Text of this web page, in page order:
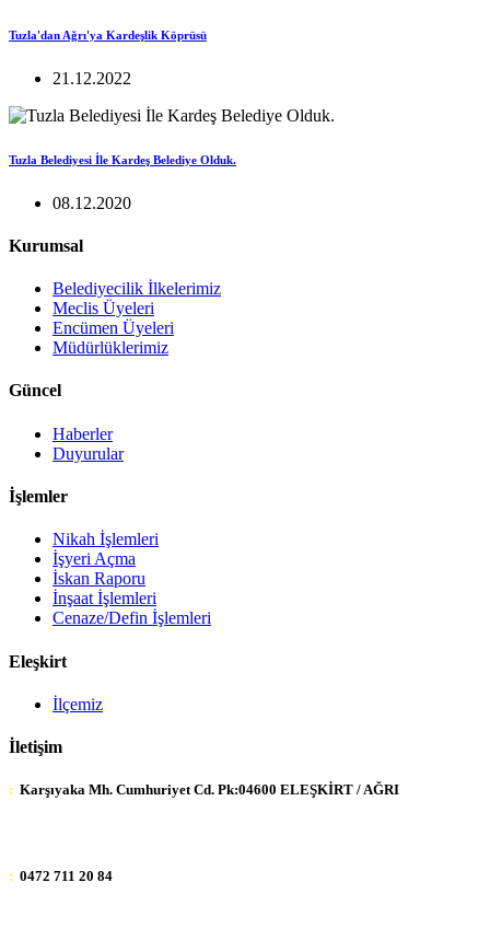
Tuzla'dan Ağrı'ya Kardeşlik Köprüsü
21.12.2022
Tuzla Belediyesi İle Kardeş Belediye Olduk.
08.12.2020
Kurumsal
Belediyecilik İlkelerimiz
Meclis Üyeleri
Encümen Üyeleri
Müdürlüklerimiz
Güncel
Haberler
Duyurular
İşlemler
Nikah İşlemleri
İşyeri Açma
İskan Raporu
İnşaat İşlemleri
Cenaze/Defin İşlemleri
Eleşkirt
İlçemiz
İletişim
: Karşıyaka Mh. Cumhuriyet Cd. Pk:04600 ELEŞKİRT / AĞRI
: 0472 711 20 84